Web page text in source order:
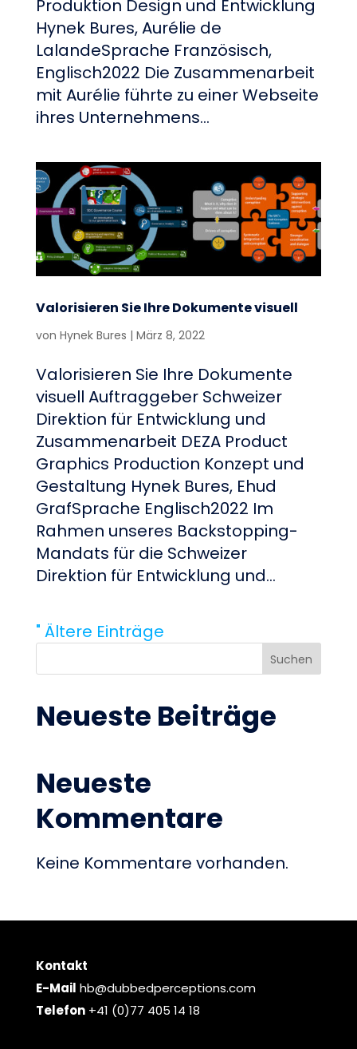
Produktion Design und Entwicklung
Hynek Bures, Aurélie de
LalandeSprache Französisch,
Englisch2022 Die Zusammenarbeit
mit Aurélie führte zu einer Webseite
ihres Unternehmens...
Valorisieren Sie Ihre Dokumente visuell
von Hynek Bures | März 8, 2022
Valorisieren Sie Ihre Dokumente
visuell Auftraggeber Schweizer
Direktion für Entwicklung und
Zusammenarbeit DEZA Product
Graphics Production Konzept und
Gestaltung Hynek Bures, Ehud
GrafSprache Englisch2022 Im
Rahmen unseres Backstopping-
Mandats für die Schweizer
Direktion für Entwicklung und...
" Ältere Einträge
Suchen
Neueste Beiträge
Neueste
Kommentare
Keine Kommentare vorhanden.
Kontakt
E-Mail hb@dubbedperceptions.com
Telefon+41 (0)77 405 14 18